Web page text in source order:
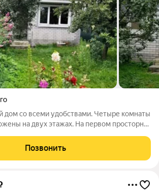
дом со всеми удобствами. Четыре комнаты
на двух этажах. На первом просторная
комната. На втором этаже ещё
Позвонить